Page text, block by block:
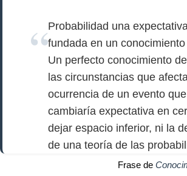
Probabilidad una expectativa
fundada en un
Un perfecto conocimiento
las circunstancias que
ocurrencia de un evento que
cambiaría expectativa en
dejar espacio inferior, ni la
de una teoría de las
Frase de